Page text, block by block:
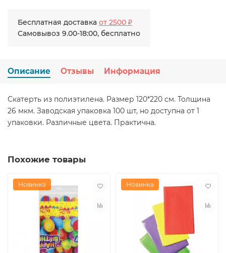
Бесплатная доставка от 2500 ₽
Самовывоз 9.00-18:00, бесплатно
Описание Отзывы Информация
Скатерть из полиэтилена. Размер 120*220 см. Толщина
26 мкм. Заводская упаковка 100 шт, но доступна от 1
упаковки. Различные цвета. Практична.
Похожие товары
Новинка Новинка